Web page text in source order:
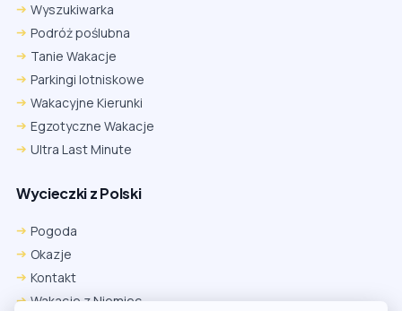
Wyszukiwarka
Podróż poślubna
Tanie Wakacje
Parkingi lotniskowe
Wakacyjne Kierunki
Egzotyczne Wakacje
Ultra Last Minute
Wycieczki z Polski
Pogoda
Okazje
Kontakt
Wakacje z Niemiec
Firefox
Ustawienia → Prywatność i bezpieczeństwo → Pliki cookie innych
firm → ustaw „Zezwalaj”.
Na czas rezerwacji nie blokuj cookies i śledzenia dla tej witryny.